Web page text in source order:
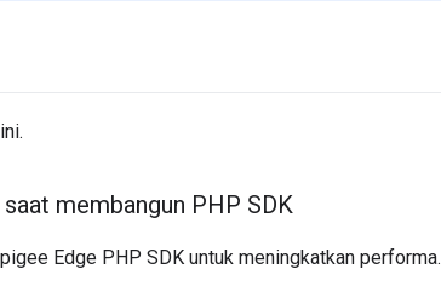
membangun PHP SDK
Edge PHP SDK untuk meningkatkan performa.